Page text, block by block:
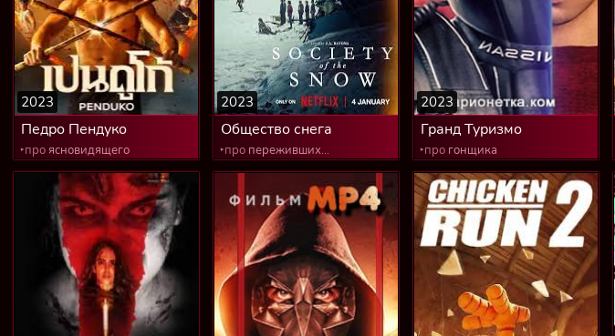
Педро Пендуко
2023
‣про ясновидящего
Общество снега
2023
‣про переживших
Гранд Туризмо
2023
‣про гонщика